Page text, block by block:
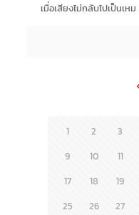
เมื่อเสียงไม่กลับไปเป็นเหม
1 2 3
9
10 11
17
18 19
25
26 27